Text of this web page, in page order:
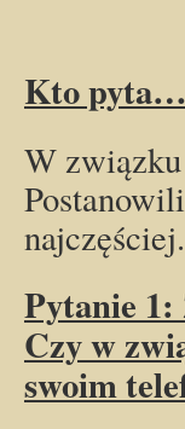
Kto pyta…
W
najczęściej.
Pytanie 1:
Czy w
swoim